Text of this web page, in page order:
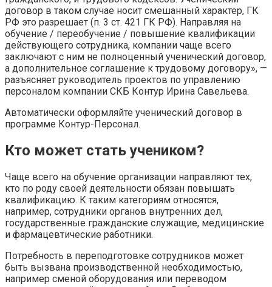
договор в таком случае носит смешанный характер, ГК
РФ это разрешает (п. 3 ст. 421 ГК РФ). Направляя на
обучение / переобучение / повышение квалификации
действующего сотрудника, компании чаще всего
заключают с ним не полноценный ученический договор,
а дополнительное соглашение к трудовому договору», —
разъясняет руководитель проектов по управлению
персоналом компании СКБ Контур Ирина Савельева.
Автоматически оформляйте ученический договор в
программе Контур-Персонал.
Кто может стать учеником?
Чаще всего на обучение организации направляют тех,
кто по роду своей деятельности обязан повышать
квалификацию. К таким категориям относятся,
например, сотрудники органов внутренних дел,
государственные гражданские служащие, медицинские
и фармацевтические работники.
Потребность в переподготовке сотрудников может
быть вызвана производственной необходимостью,
например сменой оборудования или переводом